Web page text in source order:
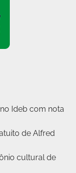
Ideb com nota
de Alfred
cultural de